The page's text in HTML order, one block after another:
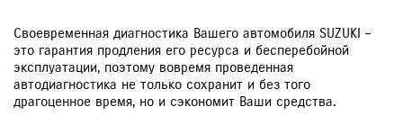
Своевременная диагностика Вашего автомобиля SUZUKI –
это гарантия продления его ресурса и бесперебойной
эксплуатации, поэтому вовремя проведенная
автодиагностика не только сохранит и без того
драгоценное время, но и сэкономит Ваши средства.